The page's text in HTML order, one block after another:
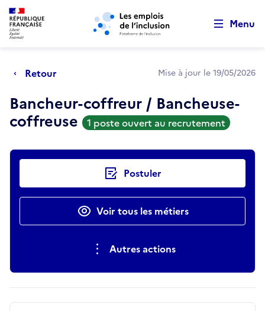
Aller au menu principal Aller au contenu principal
Menu
Retour Mise à jour le 19/05/2026
Bancheur-coffreur / Bancheuse-
coffreuse 1 poste ouvert au recrutement
Actions rapides Postuler
Voir tous les métiers
Autres actions
Retour au début de la page
Panneau de gestion des cookies